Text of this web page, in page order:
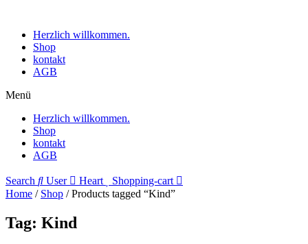
Herzlich willkommen.
Shop
kontakt
AGB
Menü
Herzlich willkommen.
Shop
kontakt
AGB
Search User Heart
Shopping-cart
Home / Shop / Products tagged “Kind”
Tag: Kind